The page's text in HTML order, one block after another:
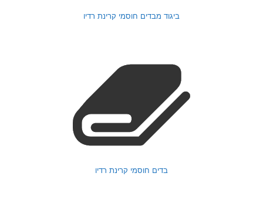
ביגוד מבדים חוסמי קרינת רדיו
בדים חוסמי קרינת רדיו